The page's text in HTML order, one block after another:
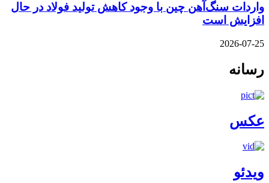
واردات سنگ‌آهن چین با وجود کاهش تولید فولاد در حال
افزایش است
2026-07-25
رسانه
عکس
ویدئو